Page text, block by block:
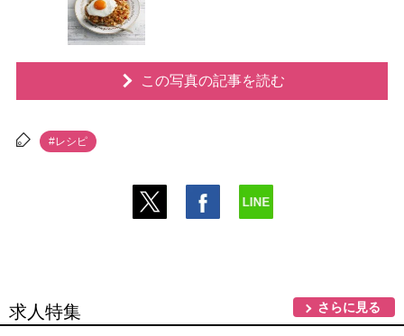
この写真の記事を読む
#レシピ
求人特集 さらに見る